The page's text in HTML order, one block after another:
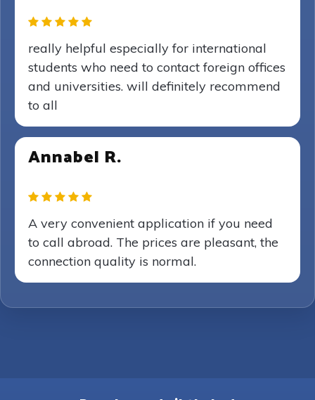
really helpful especially for international
students who need to contact foreign offices
and universities. will definitely recommend
to all
Annabel R.
A very convenient application if you need
to call abroad. The prices are pleasant, the
connection quality is normal.